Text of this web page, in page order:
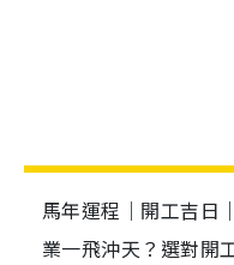
馬年運程｜開工吉日
業一飛沖天？選對開